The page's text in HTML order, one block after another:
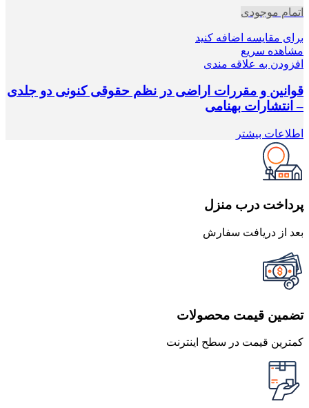
اتمام موجودی
برای مقایسه اضافه کنید
مشاهده سریع
افزودن به علاقه مندی
قوانین و مقررات اراضی در نظم حقوقی کنونی دو جلدی
– انتشارات بهنامی
اطلاعات بیشتر
پرداخت درب منزل
بعد از دریافت سفارش
تضمین قیمت محصولات
کمترین قیمت در سطح اینترنت